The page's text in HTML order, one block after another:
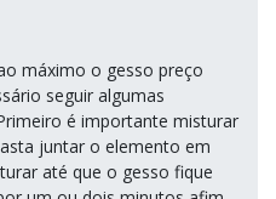
máximo o gesso preço
seguir algumas
é importante misturar
juntar o elemento em
até que o gesso fique